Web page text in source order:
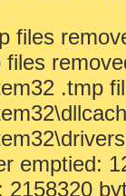
files
.tmp
emptied:
2158320